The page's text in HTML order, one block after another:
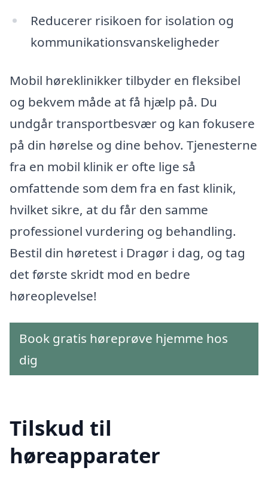
Reducerer risikoen for isolation og
kommunikationsvanskeligheder
Mobil høreklinikker tilbyder en fleksibel
og bekvem måde at få hjælp på. Du
undgår transportbesvær og kan fokusere
på din hørelse og dine behov. Tjenesterne
fra en mobil klinik er ofte lige så
omfattende som dem fra en fast klinik,
hvilket sikre, at du får den samme
professionel vurdering og behandling.
Bestil din høretest i Dragør i dag, og tag
det første skridt mod en bedre
høreoplevelse!
Book gratis høreprøve hjemme hos
dig
Tilskud til
høreapparater